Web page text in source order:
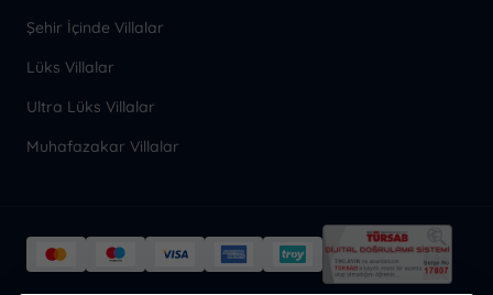
Şehir İçinde Villalar
Lüks Villalar
Ultra Lüks Villalar
Muhafazakar Villalar